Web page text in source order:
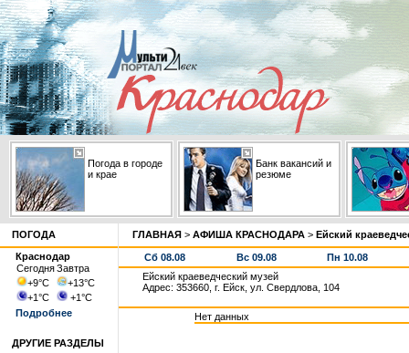
Погода в городе
и крае
Банк вакансий и
резюме
ПОГОДА
Краснодар
СегодняЗавтра
+9°С +13°С
+1°С +1°С
Подробнее
ДРУГИЕ РАЗДЕЛЫ
ГЛАВНАЯ > АФИША КРАСНОДАРА > Ейский
Сб 08.08 Вс 09.08
Пн 10.08
Ейский краеведческий музей
Адрес: 353660, г. Ейск, ул. Свердлова, 104
Нет данных